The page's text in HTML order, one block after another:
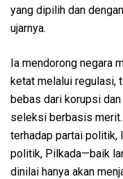
yang dipilih dan
ujarnya.
Ia mendorong negara
ketat melalui regulasi,
bebas dari korupsi
seleksi berbasis merit.
terhadap partai politik,
politik, Pilkada—baik
dinilai hanya akan